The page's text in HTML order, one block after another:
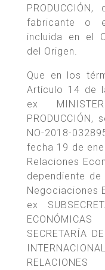
fabricante o
incluida en el
del Origen.
Que en los
Artículo 14 de
ex
NO-2018-
fecha 19 de
Relaciones
dependiente
Negociaciones
ex
SECRETARÍA